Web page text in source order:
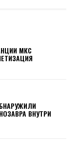
МКС
ВНУТРИ